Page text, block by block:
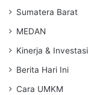
Sumatera Barat
MEDAN
Kinerja & Investasi
Berita Hari Ini
Cara UMKM